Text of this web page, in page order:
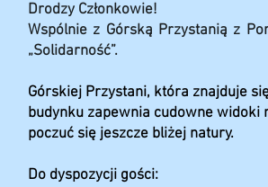
Drodzy Członkowie!
Wspólnie z Górską Przystanią z
„Solidarność”.
Górskiej Przystani, która znajduje
budynku zapewnia cudowne widoki
poczuć się jeszcze bliżej natury.
Do dyspozycji gości: